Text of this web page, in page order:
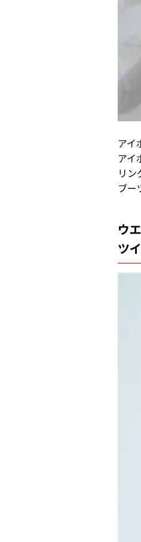
アイ
アイ
リ
ブー
ウ
ツ